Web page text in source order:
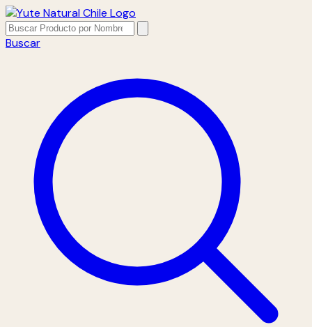
Buscar